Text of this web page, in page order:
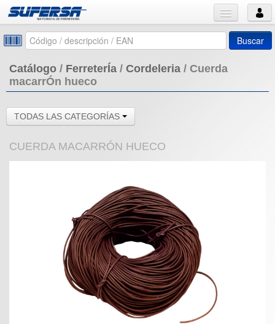
Buscar
Catálogo / FerreterÍa / Cordeleria / Cuerda
macarrÓn hueco
TODAS LAS CATEGORÍAS
CUERDA MACARRÓN HUECO